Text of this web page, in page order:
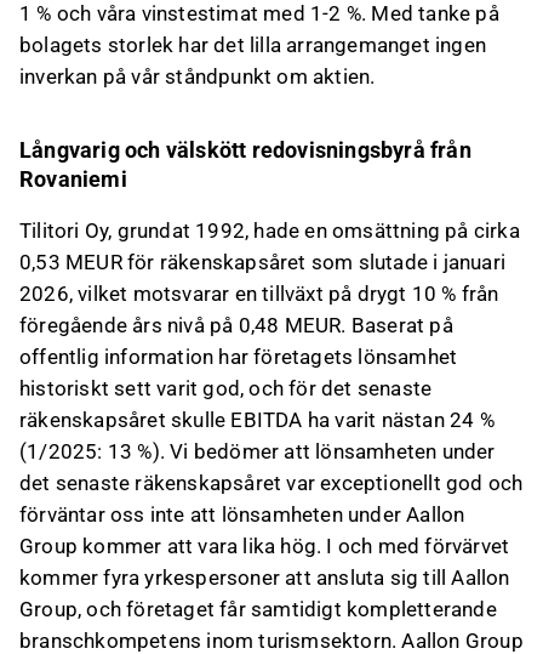
1 % och våra vinstestimat med 1-2 %. Med tanke på
bolagets storlek har det lilla arrangemanget ingen
inverkan på vår ståndpunkt om aktien.
Långvarig och välskött redovisningsbyrå från
Rovaniemi
Tilitori Oy, grundat 1992, hade en omsättning på cirka
0,53 MEUR för räkenskapsåret som slutade i januari
2026, vilket motsvarar en tillväxt på drygt 10 % från
föregående års nivå på 0,48 MEUR. Baserat på
offentlig information har företagets lönsamhet
historiskt sett varit god, och för det senaste
räkenskapsåret skulle EBITDA ha varit nästan 24 %
(1/2025: 13 %). Vi bedömer att lönsamheten under
det senaste räkenskapsåret var exceptionellt god och
förväntar oss inte att lönsamheten under Aallon
Group kommer att vara lika hög. I och med förvärvet
kommer fyra yrkespersoner att ansluta sig till Aallon
Group, och företaget får samtidigt kompletterande
branschkompetens inom turismsektorn. Aallon Group